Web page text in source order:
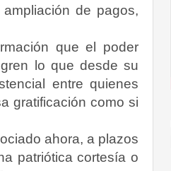
de pagos,
que el poder
lo que desde su
entre quienes
gratificación como si
ahora, a plazos
patriótica cortesía o